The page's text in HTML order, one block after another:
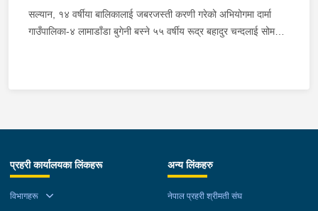
नियन्त्रणमा लिएको छ । यस सम्बन्धमा प्रहरीले आवश्यक अनुसन्धान
गरिरहेको छ ।
सल्यान, १४ वर्षीया बालिकालाई जबरजस्ती करणी गरेको अभियोगमा दार्मा
गाउँपालिका-४ लामाडाँडा बुगेनी बस्ने ५५ वर्षीय रूद्र बहादुर चन्दलाई सोमबार
प्रहरी कार्यालयका लिंकहरू
विभागहरू
अन्य लिंकहरु
नेपाल प्रहरी श्रीमती संघ